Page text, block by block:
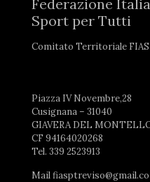
Federazione
Sport per Tutti
Comitato Territoriale
Piazza IV Novembre,28
Cusignana – 31040
GIAVERA DEL
CF 94164020268
Tel. 339 2523913
Mail